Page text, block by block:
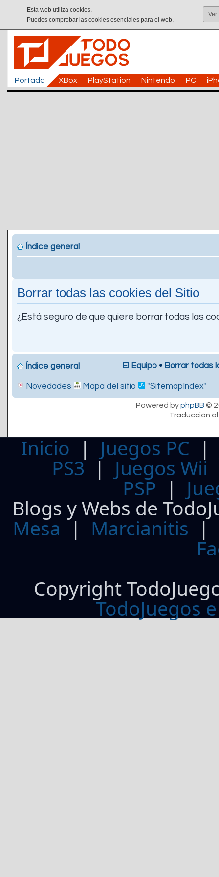
Esta web utiliza cookies.
Puedes comprobar las cookies esenciales para el web.
Ver
Portada XBox PlayStation Nintendo PC
Índice general
Borrar todas las cookies del Sitio
¿Está seguro de que quiere borrar todas las
Índice general El Equipo • Borrar todas
Novedades Mapa del sitio "SitemapIndex"
Powered byphpBB ©
Traducción
Inicio | Juegos PC
PS3| Juegos Wii
PSP |
Blogs y Webs de
Mesa | Marcianitis |
Copyright
TodoJuegos